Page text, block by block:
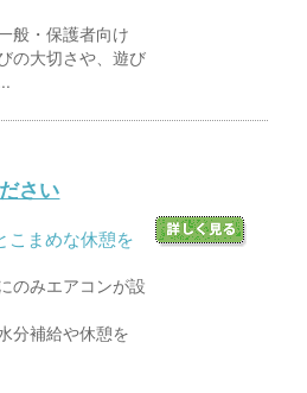
般・保護者向け
の大切さや、遊び
さい
こまめな休憩を
のみエアコンが設
分補給や休憩を